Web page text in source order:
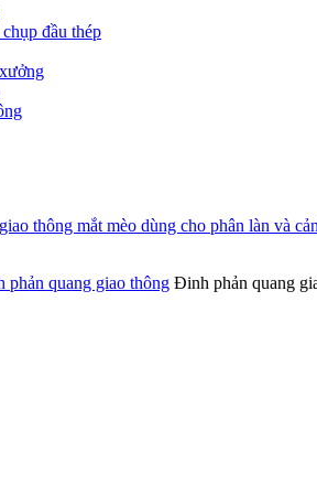
đầu thép
phản quang giao thông Đinh phản quang